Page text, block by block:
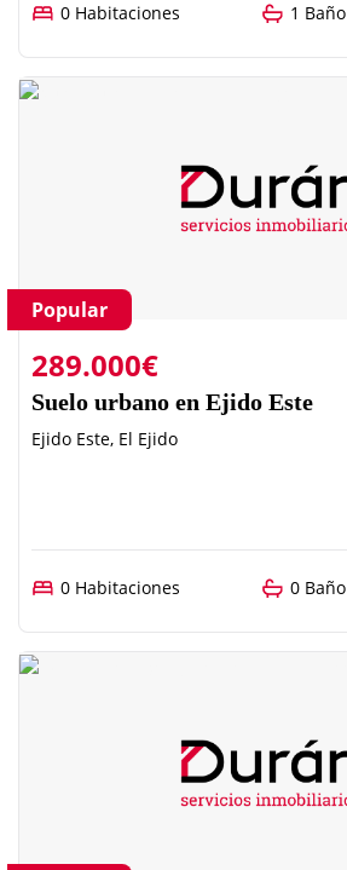
0 Habitaciones 1 Baño
Popular
289.000€
Suelo urbano en Ejido Este
Ejido Este, El Ejido
0 Habitaciones 0 Baño